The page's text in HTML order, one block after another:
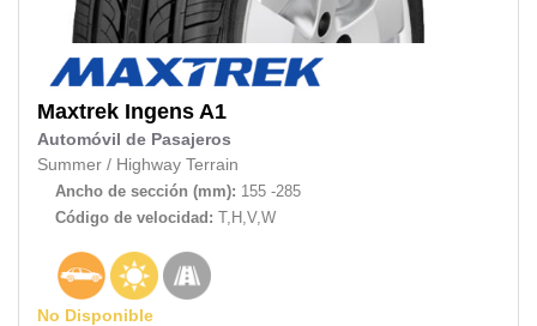
Maxtrek Ingens A1
Automóvil de Pasajeros
Summer / Highway Terrain
Ancho de sección (mm): 155 -285
Código de velocidad: T,H,V,W
No Disponible